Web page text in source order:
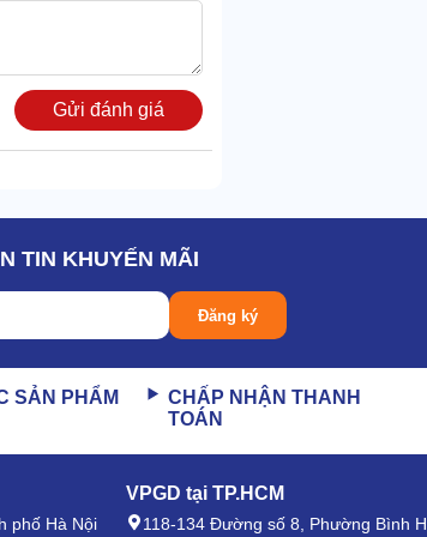
Gửi đánh giá
TIN KHUYẾN MÃI
Đăng ký
SẢN PHẨM
CHẤP NHẬN THANH
TOÁN
phố Hà Nội
VPGD tại TP.HCM
118-134 Đường số 8, Phường Bình